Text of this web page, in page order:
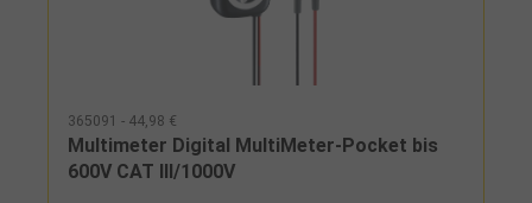
365091 - 44,98 €
Multimeter Digital MultiMeter-Pocket bis
600V CAT III/1000V